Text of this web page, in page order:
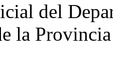
del
la Provincia